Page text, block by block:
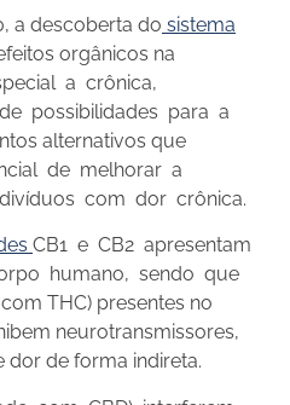
a descoberta do sistema
orgânicos na
a crônica,
possibilidades para a
alternativos que
de melhorar a
com dor crônica.
CB1 e CB2 apresentam
humano, sendo que
THC) presentes no
neurotransmissores,
de forma indireta.